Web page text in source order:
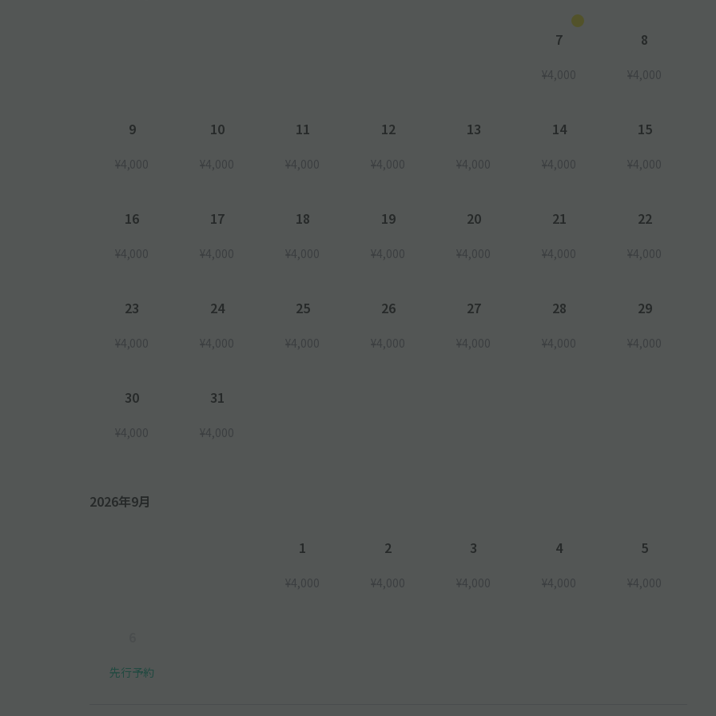
7
¥4,000
8
¥4,000
9
¥4,000
10
¥4,000
11
¥4,000
12
¥4,000
13
¥4,000
14
¥4,000
15
¥4,000
16
¥4,000
17
¥4,000
18
¥4,000
19
¥4,000
20
¥4,000
21
¥4,000
22
¥4,000
23
¥4,000
24
¥4,000
25
¥4,000
26
¥4,000
27
¥4,000
28
¥4,000
29
¥4,000
30
¥4,000
31
¥4,000
2026年9月
1
¥4,000
2
¥4,000
3
¥4,000
4
¥4,000
5
¥4,000
先行予約